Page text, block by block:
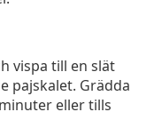
vispa till en slät
pajskalet. Grädda
eller tills